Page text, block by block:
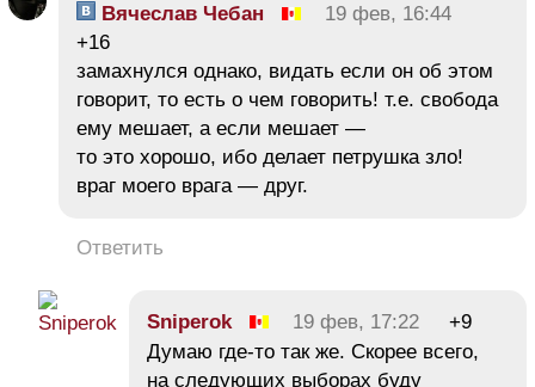
Вячеслав Чебан
19 фев, 16:44
+16
замахнулся однако, видать если он об этом
говорит, то есть о чем говорить! т.е. свобода
ему мешает, а если мешает —
то это хорошо, ибо делает петрушка зло!
враг моего врага — друг.
Ответить
Sniperok 19 фев, 17:22
+9
Думаю где-то так же. Скорее всего,
на следующих выборах буду